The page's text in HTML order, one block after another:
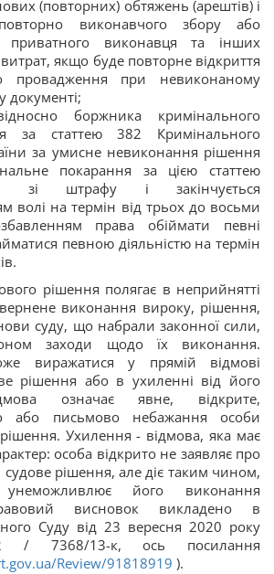
(повторних) обтяжень (арештів) і
виконавчого збору або
приватного виконавця та інших
якщо буде повторне відкриття
провадження при невиконаному
документі;
боржника кримінального
за статтею 382 Кримінального
за умисне невиконання рішення
покарання за цією статтею
зі штрафу і закінчується
волі на термін від трьох до восьми
права обіймати певні
певною діяльністю на термін
рішення полягає в неприйнятті
виконання вироку, рішення,
суду, що набрали законної сили,
заходи щодо їх виконання.
виражатися у прямій відмові
рішення або в ухиленні від його
означає явне, відкрите,
або письмово небажання особи
Ухилення - відмова, яка має
особа відкрито не заявляє про
рішення, але діє таким чином,
його виконання
висновок викладено в
Суду від 23 вересня 2020 року
7368/13-к, ось посилання
Review/91818919 ).